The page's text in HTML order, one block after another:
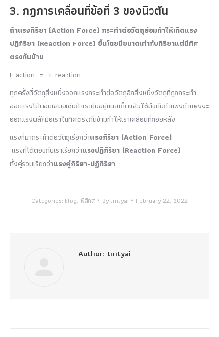
3. กฎการเคลื่อนที่ข้อที่ 3 ของนิวตัน
ถ้าแรงกิริยา (Action Force) กระทำต่อวัตถุย่อมทำให้เกิดแรง
ปฏิกิริยา (Reaction Force) ขึ้นโดยมีขนาดเท่ากับกิริยาแต่มีทิศ
ตรงกันข้าม
F action = F reaction
ทุกครั้งที่วัตถุสิ่งหนึ่งออกแรงกระทำต่อวัตถุอีกสิ่งหนึ่งวัตถุที่ถูกกระทำ
ออกแรงโต้ตอบเสมอเช่นถ้าเรายืนอยู่บนสเก็ตแล้วใช้มือดันกำแพงกำแพงจะ
ออกแรงผลักมือเราในทิศตรงกันข้ามทำให้เราเคลื่อนที่ถอยหลัง
แรงที่มากระทำต่อวัตถุเรียกว่าแรงกิริยา (Action Force)
แรงที่โต้ตอบกับเราเรียกว่าแรงปฏิกิริยา (Reaction Force)
ทั้งคู่รวมเรียกว่าแรงคู่กิริยา-ปฏิกิริยา
Categories: blog, ฟิสิกส์ Bytmtyai February 22, 2022
Author: tmtyai